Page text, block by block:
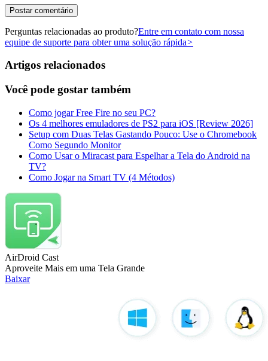
Perguntas relacionadas ao produto?Entre em contato com nossa
equipe de suporte para obter uma solução rápida>
Artigos relacionados
Você pode gostar também
Como jogar Free Fire no seu PC?
Os 4 melhores emuladores de PS2 para iOS [Review 2026]
Setup com Duas Telas Gastando Pouco: Use o Chromebook
Como Segundo Monitor
Como Usar o Miracast para Espelhar a Tela do Android na
TV?
Como Jogar na Smart TV (4 Métodos)
AirDroid Cast
Aproveite Mais em uma Tela Grande
Baixar